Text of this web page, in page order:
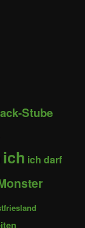
Stube
ich ich darf